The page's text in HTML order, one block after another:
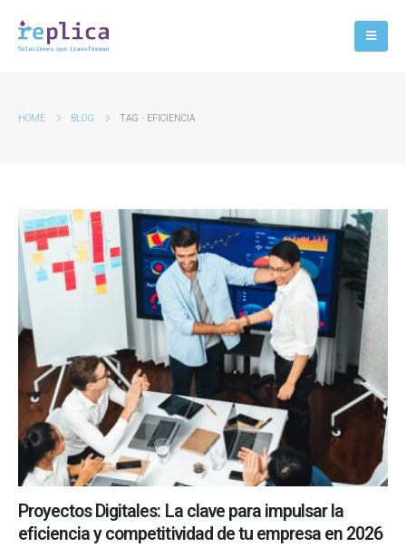
HOME BLOG TAG - EFICIENCIA
Proyectos Digitales: La clave para impulsar la
eficiencia y competitividad de tu empresa en 2026